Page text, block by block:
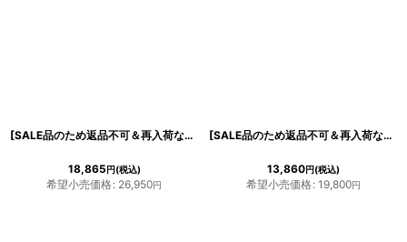
[SALE品のため返品不可＆再入荷なしの現品限り][ERUKEI]ワインレッド・ホワイト・刺繍・Aライン・ひざ下・ミディアムドレス・ワンピース[送料無料]
18,865円(税込)
希望小売価格: 26,950円
[SALE品のため返品不可＆再入荷なしの現品限り][ERUKEI]ツイード・チェック・ポイントフリンジ・切り替え・タイト・ミニドレス・ワンピース[黒木麗奈着用][送料無料]
13,860円(税込)
希望小売価格: 19,800円